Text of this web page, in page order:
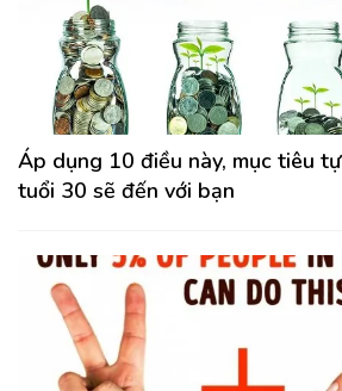
Áp dụng 10 điều này, mục tiêu
tuổi 30 sẽ đến với bạn